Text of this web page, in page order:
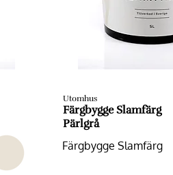
Utomhus
Färgbygge Slamfärg
Pärlgrå
Färgbygge Slamfärg